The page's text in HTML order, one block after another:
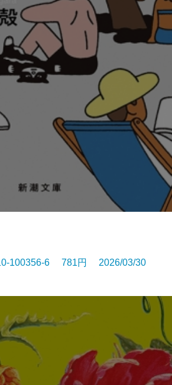
100356-6 781円 2026/03/30